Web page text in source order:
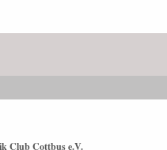
Club Cottbus e.V.